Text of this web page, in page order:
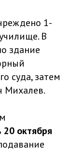
1-
В
здание
суда, затем
Михалев.
20 октября